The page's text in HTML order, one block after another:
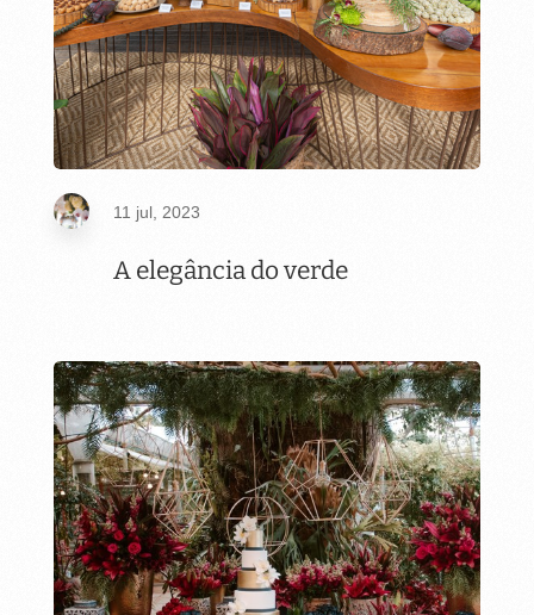
11 jul, 2023
A elegância do verde